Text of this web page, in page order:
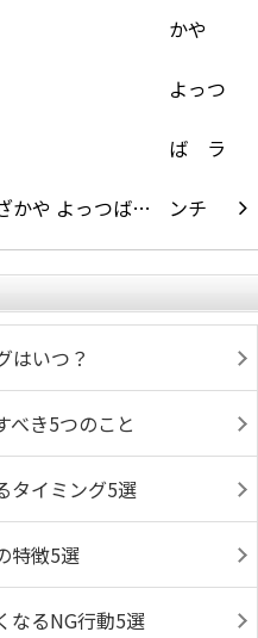
かや よっつば…
はいつ？
べき5つのこと
タイミング5選
特徴5選
なるNG行動5選